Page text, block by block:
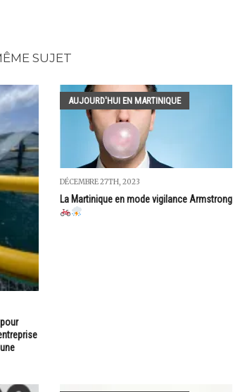
SUJET
AUJOURD'HUI EN MARTINIQUE
DÉCEMBRE 27TH, 2023
La Martinique en mode vigilance Armstrong